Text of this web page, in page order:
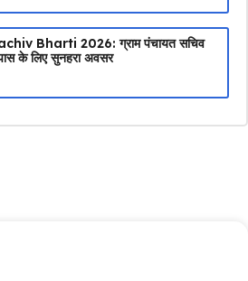
Bharti 2026: ग्राम पंचायत सचिव
पास के लिए सुनहरा अवसर